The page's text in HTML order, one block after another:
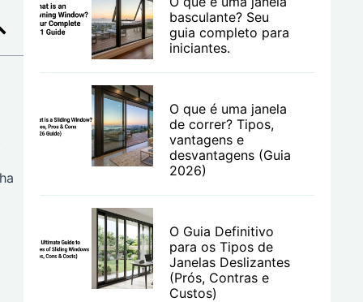
basculante? Seu
guia completo para
iniciantes.
O que é uma janela
de correr? Tipos,
vantagens e
desvantagens (Guia
2026)
O Guia Definitivo
para os Tipos de
Janelas Deslizantes
(Prós, Contras e
Custos)